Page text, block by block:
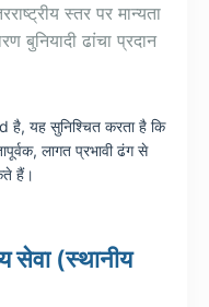
स्तर पर मान्यता
बुनियादी ढांचा प्रदान
है, यह सुनिश्चित करता है कि
लागत प्रभावी ढंग से
हैं।
सेवा (स्थानीय